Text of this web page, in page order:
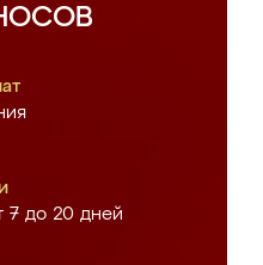
7 до 20 дней